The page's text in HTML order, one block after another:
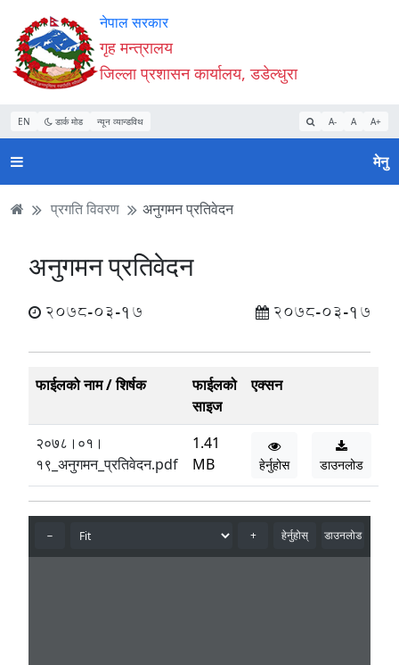
Accessibility
Mode
सुरु
गर्नुहोस्
सामाग्री
पढ्नुहाेस्
नेभिगेसन
पढ्नुहाेस्
वेबसाइट
खोजमा
जानुहोस्
नेपाल सरकार
गृह मन्त्रालय
जिल्ला प्रशासन कार्यालय, डडेल्धुरा
EN डार्क मोड न्यून व्यान्डविथ A- A A+
मेनु
प्रगति विवरण अनुगमन प्रतिवेदन
अनुगमन प्रतिवेदन
2078-03-17 2078-03-17
फाईलको नाम / शिर्षक
फाईलको
साइज
एक्सन
२०७८।०१।
१९_अनुगमन_प्रतिवेदन.pdf
1.41
MB
हेर्नुहोस डाउनलोड